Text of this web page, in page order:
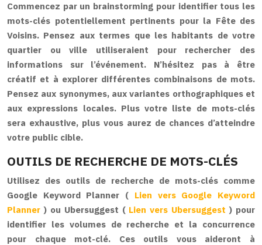
Commencez par un brainstorming pour identifier tous les
mots-clés potentiellement pertinents pour la Fête des
Voisins. Pensez aux termes que les habitants de votre
quartier ou ville utiliseraient pour rechercher des
informations sur l’événement. N’hésitez pas à être
créatif et à explorer différentes combinaisons de mots.
Pensez aux synonymes, aux variantes orthographiques et
aux expressions locales. Plus votre liste de mots-clés
sera exhaustive, plus vous aurez de chances d’atteindre
votre public cible.
OUTILS DE RECHERCHE DE MOTS-CLÉS
Utilisez des outils de recherche de mots-clés comme
Google Keyword Planner ( Lien vers Google Keyword
Planner) ou Ubersuggest ( Lien vers Ubersuggest) pour
identifier les volumes de recherche et la concurrence
pour chaque mot-clé. Ces outils vous aideront à